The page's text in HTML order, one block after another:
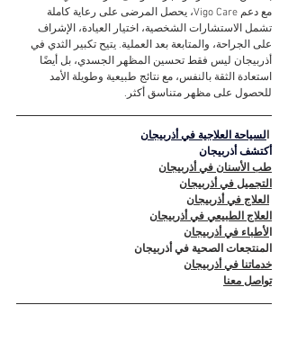
مع دعم Vigo Care، يحصل المرضى على رعاية كاملة
تشمل الاستشارات الشخصية، اختيار العيادة، الإشراف
على الجراحة، والمتابعة بعد العملية. يتيح تكبير الثدي في
أذربيجان ليس فقط تحسين المظهر الجسدي، بل أيضًا
استعادة الثقة بالنفس، مع نتائج طبيعية وطويلة الأمد
للحصول على مظهر متناسق أكثر.
السياحة العلاجية في أذربيجان
أكتشف أذربيجان
طب الأسنان في أذربيجان
التجميل في أذربيجان
العلاج في أذربيجان
العلاج الطبيعي في أذربيجان
الأطباء في أذربيجان
المنتجعات الصحية في أذربيجان
خدماتنا في أذربيجان
تواصل معنا